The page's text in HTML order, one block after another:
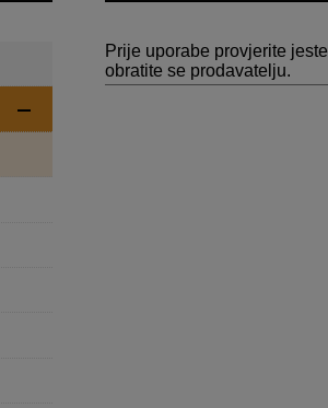
Prije uporabe provjerite
obratite se prodavatelju.